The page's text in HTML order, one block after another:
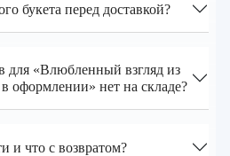
букета перед доставкой?
для «Влюбленный взгляд из
оформлении» нет на складе?
и что с возвратом?